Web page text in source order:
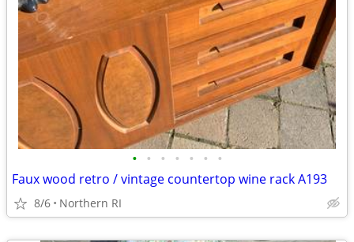
• • • • • • •
Faux wood retro / vintage countertop wine rack A193
8/6 Northern RI